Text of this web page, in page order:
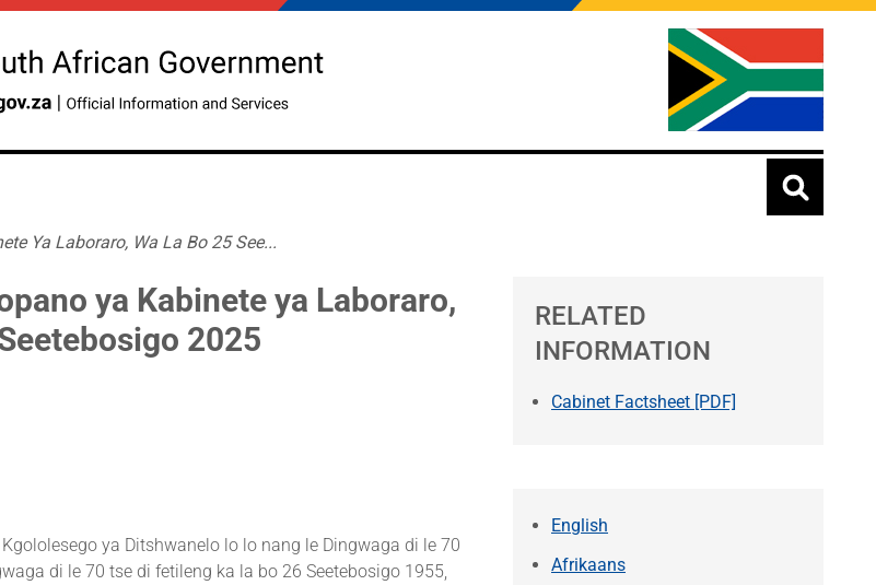
Ya Laboraro, Wa La Bo 25 See...
ya Kabinete ya Laboraro,
2025
ya Ditshwanelo lo lo nang le Dingwaga di le 70
di le 70 tse di fetileng ka la bo 26 Seetebosigo 1955,
RELATED
INFORMATION
Cabinet Factsheet [PDF]
English
Afrikaans